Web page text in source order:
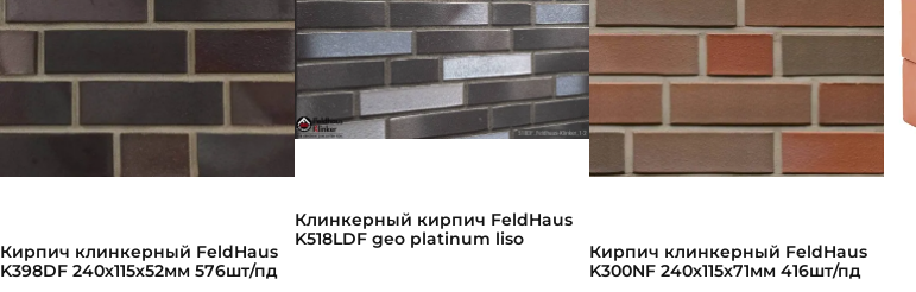
Кирпич клинкерный FeldHaus
K398DF 240х115х52мм 576шт/пд
Клинкерный кирпич FeldHaus
K518LDF geo platinum liso
Кирпич клинкерный FeldHaus
K300NF 240х115х71мм 416шт/пд